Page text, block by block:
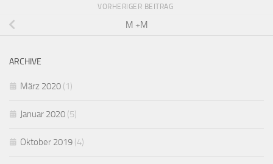
VORHERIGER BEITRAG
M +M
ARCHIVE
März 2020 (1)
Januar 2020 (5)
Oktober 2019 (4)